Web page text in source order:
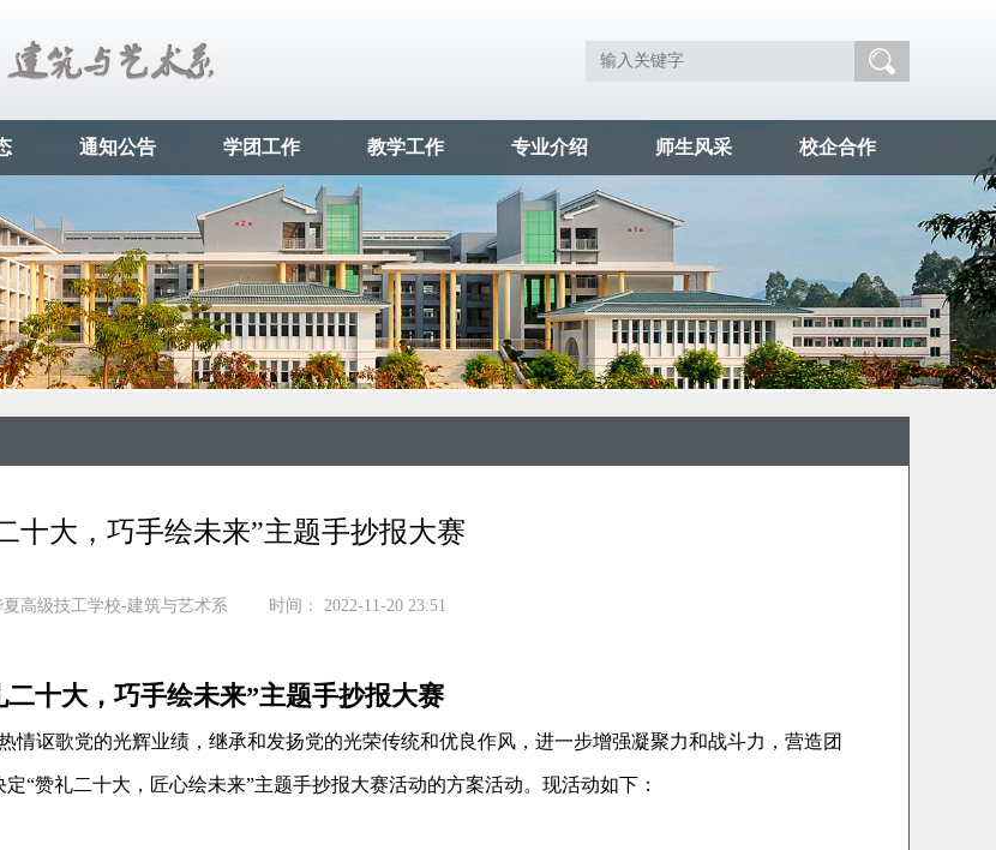
通知公告 学团工作 教学工作 专业介绍 师生风采 校企合作
十大，巧手绘未来”主题手抄报大赛
夏高级技工学校-建筑与艺术系 时间： 2022-11-20 23:51
二十大，巧手绘未来”主题手抄报大赛
讴歌党的光辉业绩，继承和发扬党的光荣传统和优良作风，进一步增强凝聚力和战斗力，营造团
“赞礼二十大，匠心绘未来”主题手抄报大赛活动的方案活动。现活动如下：